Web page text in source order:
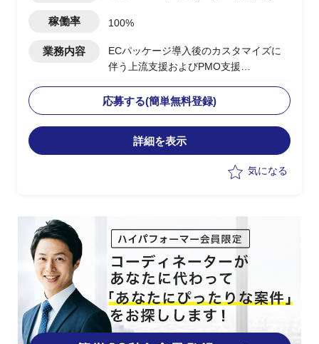
稼働率 100%
業務内容
ECパッケージ導入後のカスタマイズに
伴う上流支援およびPMO支援
・Hit＆Gap及び要件定義など上流工程を
担当
・PM補佐としてプロジェクトの管理お
よび推進を担当
応募する(簡単無料登録)
詳細を表示
気になる